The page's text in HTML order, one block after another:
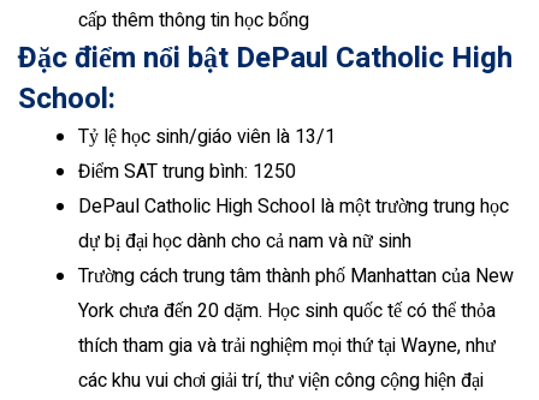
cấp thêm thông tin học bổng
Đặc điểm nổi bật DePaul Catholic High
School:
Tỷ lệ học sinh/giáo viên là 13/1
Điểm SAT trung bình: 1250
DePaul Catholic High School là một trường trung học
dự bị đại học dành cho cả nam và nữ sinh
Trường cách trung tâm thành phố Manhattan của New
York chưa đến 20 dặm. Học sinh quốc tế có thể thỏa
thích tham gia và trải nghiệm mọi thứ tại Wayne, như
các khu vui chơi giải trí, thư viện công cộng hiện đại